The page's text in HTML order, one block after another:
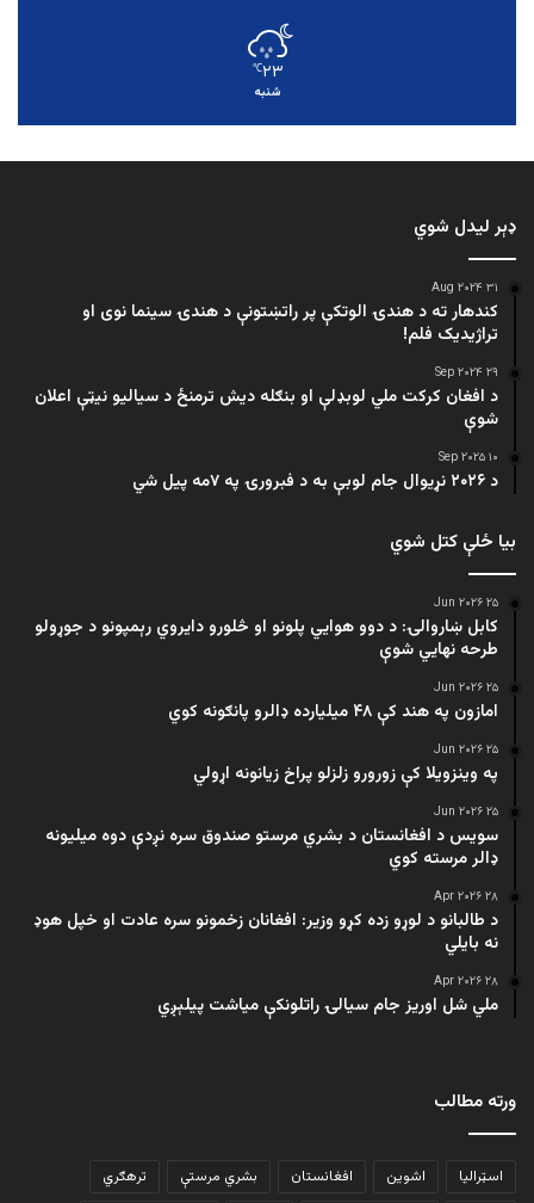
۲۳℃
شنبه
ډېر لیدل شوي
۳۱ Aug ۲۰۲۴
کندهار ته د هندۍ الوتکې پر راتښتونې د هندۍ سینما نوی او
تراژيديک فلم!
۲۹ Sep ۲۰۲۴
د افغان کرکت ملي لوبډلې او بنګله دیش ترمنځ د سیالیو نیټې اعلان
شوې
۱۰ Sep ۲۰۲۵
د ۲۰۲۶ نړیوال جام لوبې به د فبرورۍ په ۷مه پیل شي
بیا ځلې کتل شوي
۲۵ Jun ۲۰۲۶
کابل ښاروالۍ: د دوو هوايي پلونو او څلورو دایروي رېمپونو د جوړولو
طرحه نهایي شوې
۲۵ Jun ۲۰۲۶
امازون په هند کې ۴۸ میلیارده ډالرو پانګونه کوي
۲۵ Jun ۲۰۲۶
په وینزویلا کې زورورو زلزلو پراخ زیانونه اړولي
۲۵ Jun ۲۰۲۶
سویس د افغانستان د بشري مرستو صندوق سره نږدې دوه میلیونه
ډالر مرسته کوي
۲۸ Apr ۲۰۲۶
د طالبانو د لوړو زده کړو وزیر: افغانان زخمونو سره عادت او خپل هوډ
نه بایلي
۲۸ Apr ۲۰۲۶
ملي شل اوریز جام سیالۍ راتلونکې میاشت پیلېږي
ورته مطالب
اسټرالیا اشوین افغانستان بشري مرستې ترهګري